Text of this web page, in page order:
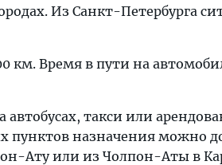
Из Санкт-Петербурга
км. Время в пути на
такси или
пунктов назначения можно
Ату или из Чолпон-Аты в